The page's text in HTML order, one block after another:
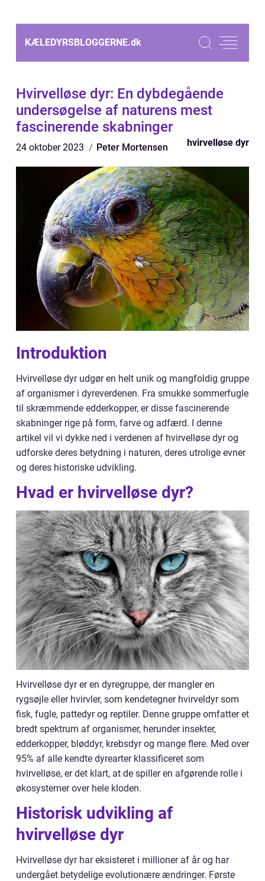
KÆLEDYRSBLOGGERNE.dk
Hvirvelløse dyr: En dybdegående
undersøgelse af naturens mest
fascinerende skabninger
24 oktober 2023 Peter Mortensen hvirvelløse dyr
Introduktion
Hvirvelløse dyr udgør en helt unik og mangfoldig gruppe
af organismer i dyreverdenen. Fra smukke sommerfugle
til skræmmende edderkopper, er disse fascinerende
skabninger rige på form, farve og adfærd. I denne
artikel vil vi dykke ned i verdenen af hvirvelløse dyr og
udforske deres betydning i naturen, deres utrolige evner
og deres historiske udvikling.
Hvad er hvirvelløse dyr?
Hvirvelløse dyr er en dyregruppe, der mangler en
rygsøjle eller hvirvler, som kendetegner hvirveldyr som
fisk, fugle, pattedyr og reptiler. Denne gruppe omfatter et
bredt spektrum af organismer, herunder insekter,
edderkopper, bløddyr, krebsdyr og mange flere. Med over
95% af alle kendte dyrearter klassificeret som
hvirvelløse, er det klart, at de spiller en afgørende rolle i
økosystemer over hele kloden.
Historisk udvikling af
hvirvelløse dyr
Hvirvelløse dyr har eksisteret i millioner af år og har
undergået betydelige evolutionære ændringer. Første